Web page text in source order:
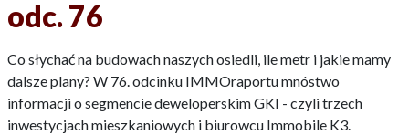
odc. 76
Co słychać na budowach naszych osiedli, ile metr i jakie mamy
dalsze plany? W 76. odcinku IMMOraportu mnóstwo
informacji o segmencie deweloperskim GKI - czyli trzech
inwestycjach mieszkaniowych i biurowcu Immobile K3.